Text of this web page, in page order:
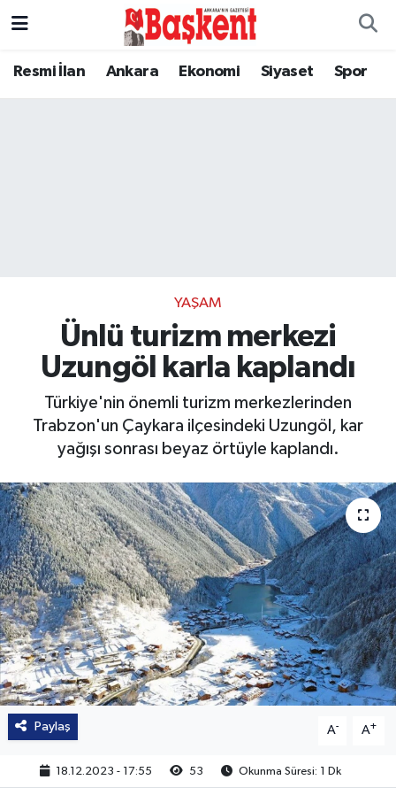
Resmi İlan Ankara Ekonomi Siyaset Spor
YAŞAM
Ünlü turizm merkezi
Uzungöl karla kaplandı
Türkiye'nin önemli turizm merkezlerinden
Trabzon'un Çaykara ilçesindeki Uzungöl, kar
yağışı sonrası beyaz örtüyle kaplandı.
Paylaş A- A+
18.12.2023 - 17:55 53 Okunma Süresi: 1 Dk